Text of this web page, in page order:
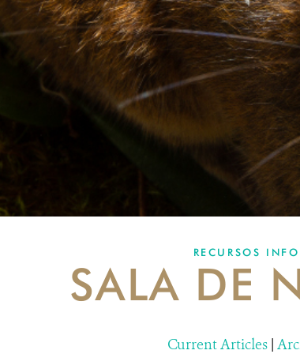
RECURSOS
SALA DE
Current Articles |